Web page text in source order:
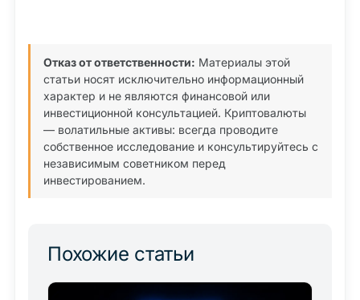
Отказ от ответственности: Материалы этой
статьи носят исключительно информационный
характер и не являются финансовой или
инвестиционной консультацией. Криптовалюты
— волатильные активы: всегда проводите
собственное исследование и консультируйтесь с
независимым советником перед
инвестированием.
Похожие статьи